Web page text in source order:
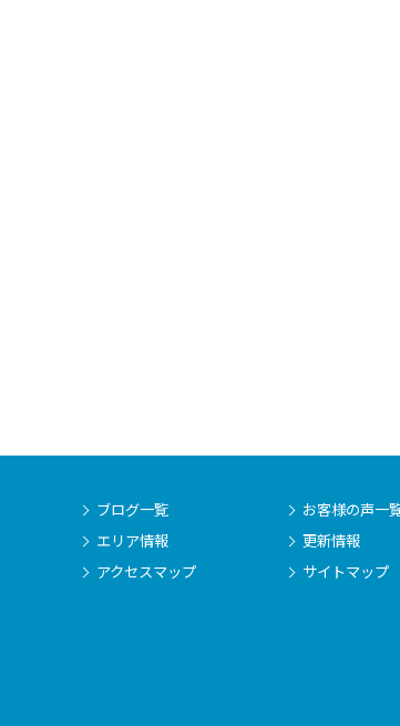
ブログ一覧
エリア情報
アクセスマップ
お客様の声一
更新情報
サイトマップ